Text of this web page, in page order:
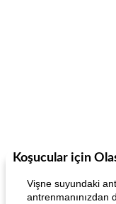
Koşucular için
Vişne suyundaki
antrenmanınızdan